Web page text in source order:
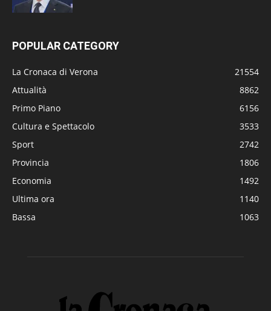
POPULAR CATEGORY
La Cronaca di Verona
21554
Attualità
8862
Primo Piano
6156
Cultura e Spettacolo
3533
Sport
2742
Provincia
1806
Economia
1492
Ultima ora
1140
Bassa
1063